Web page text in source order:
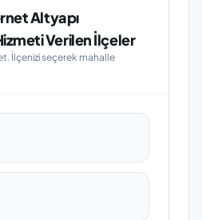
Altyapı
Verilen İlçeler
İlçenizi seçerek mahalle